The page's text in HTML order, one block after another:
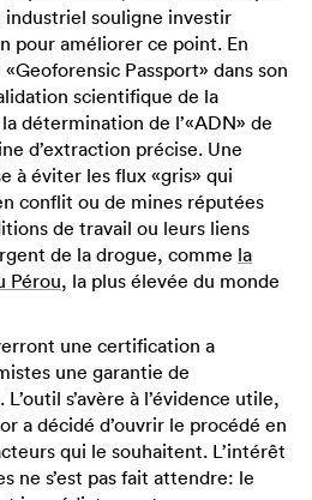
souligne investir
pour améliorer ce point. En
Passport» dans son
scientifique de la
détermination de l’«ADN» de
d’extraction précise. Une
à éviter les flux «gris» qui
conflit ou de mines réputées
de travail ou leurs liens
de la drogue, comme la
Pérou, la plus élevée du monde
une certification a
une garantie de
s’avère à l’évidence utile,
a décidé d’ouvrir le procédé en
qui le souhaitent. L’intérêt
ne s’est pas fait attendre: le